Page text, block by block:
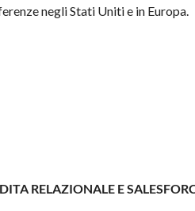
negli Stati Uniti e in Europa.
RELAZIONALE E